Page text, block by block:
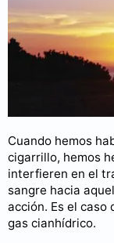
Cuando hemos
cigarrillo, hemos
interfieren en el
sangre hacia
acción. Es el caso
gas cianhídrico.